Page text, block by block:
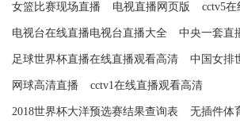
女篮比赛现场直播 电视直播网页版 cctv5
电视台在线直播电视台直播大全 中央一套直
足球世界杯直播在线直播观看高清 中国女排
网球高清直播 cctv1在线直播观看高清
2018世界杯大洋预选赛结果查询表 无插件体